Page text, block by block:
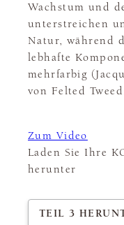
Wachstum und
unterstreichen
Natur, während
lebhafte
mehrfarbig
von Felted
Zum Video
Laden Sie Ihre
herunter
TEIL 3